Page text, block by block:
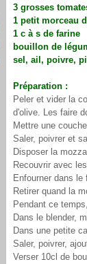
3 grosses
1 petit morceau
1 c à s de farine
bouillon de
sel, ail, poivre,
Préparation :
Peler et vider la
d'olive. Les faire
Mettre une
Saler, poivrer et
Disposer la
Recouvrir avec
Enfourner dans le
Retirer quand la
Pendant ce
Dans le blender,
Dans une petite
Saler, poivrer,
Verser 10cl de